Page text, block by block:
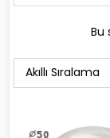
Bu